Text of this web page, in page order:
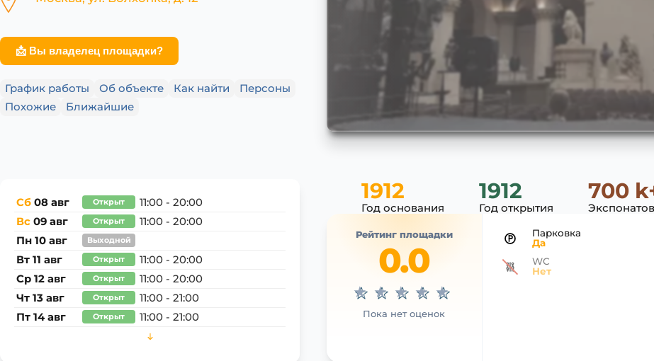
📩 Вы владелец площадки?
График работы Об объекте Как найти
Персоны
Похожие
Ближайшие
Сб 08 авг Открыт
11:00 - 20:00
Вс 09 авг Открыт
11:00 - 20:00
Пн 10 авг Выходной
Вт 11 авг Открыт
11:00 - 20:00
Ср 12 авг Открыт
11:00 - 20:00
Чт 13 авг Открыт
11:00 - 21:00
Пт 14 авг Открыт 11:00 - 21:00
Рейтинг площадки
0.0
Пока нет оценок
Парковка
Да
WC
Нет
1912
Год основания
1912
Год открытия
700
Экспонатов